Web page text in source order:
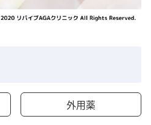
外用薬